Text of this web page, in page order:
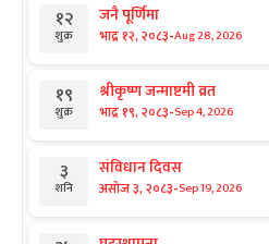
१२
शुक्र
जनै पूर्णिमा
भाद्र १२, २०८३-Aug 28, 2026
१९
शुक्र
श्रीकृष्ण जन्माष्टमी व्रत
भाद्र १९, २०८३-Sep 4, 2026
३
शनि
संविधान दिवस
असोज ३, २०८३-Sep 19, 2026